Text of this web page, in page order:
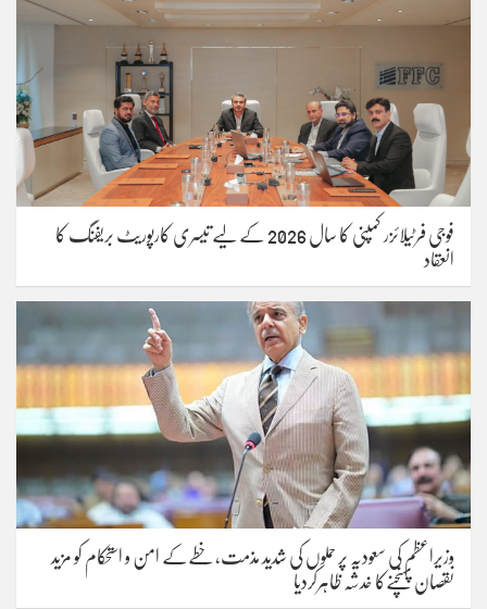
فوجی فرٹیلائزر کمپنی کا سال 2026 کے لیے تیسری کارپوریٹ بریفنگ کا
انعقاد
وزیراعظم کی سعودیہ پر حملوں کی شدید مذمت، خطےکے امن و استحکام کو مزید
نقصان پہنچنےکا خدشہ ظاہرکردیا